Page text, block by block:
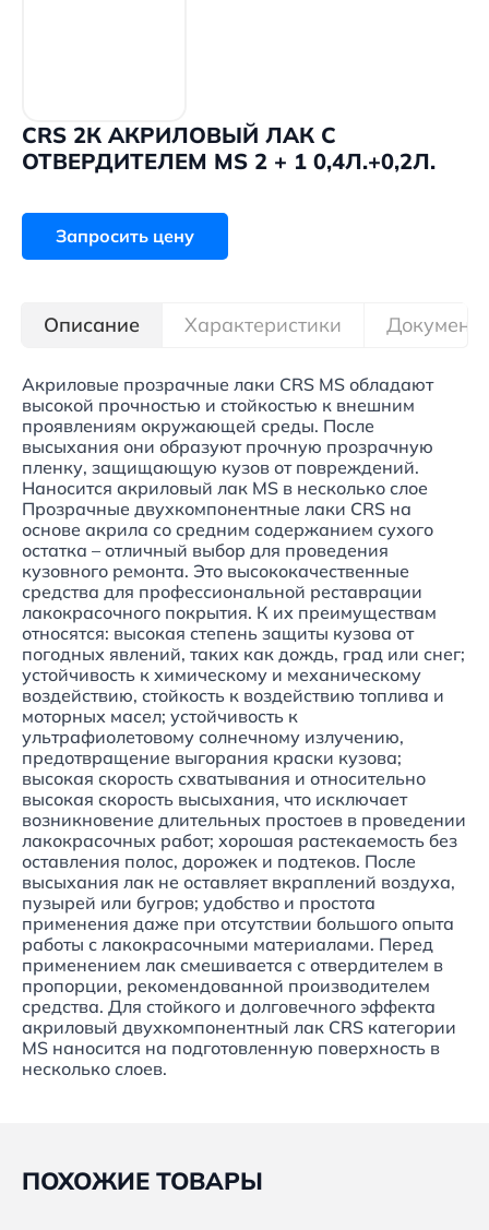
CRS 2К АКРИЛОВЫЙ ЛАК С
ОТВЕРДИТЕЛЕМ MS 2 + 1 0,4Л.+0,2Л.
Запросить цену
Описание Характеристики
Акриловые прозрачные лаки CRS MS обладают
высокой прочностью и стойкостью к внешним
проявлениям окружающей среды. После
высыхания они образуют прочную прозрачную
пленку, защищающую кузов от повреждений.
Наносится акриловый лак MS в несколько слое
Прозрачные двухкомпонентные лаки CRS на
основе акрила со средним содержанием сухого
остатка – отличный выбор для проведения
кузовного ремонта. Это высококачественные
средства для профессиональной реставрации
лакокрасочного покрытия. К их преимуществам
относятся: высокая степень защиты кузова от
погодных явлений, таких как дождь, град или снег;
устойчивость к химическому и механическому
воздействию, стойкость к воздействию топлива и
моторных масел; устойчивость к
ультрафиолетовому солнечному излучению,
предотвращение выгорания краски кузова;
высокая скорость схватывания и относительно
высокая скорость высыхания, что исключает
возникновение длительных простоев в проведении
лакокрасочных работ; хорошая растекаемость без
оставления полос, дорожек и подтеков. После
высыхания лак не оставляет вкраплений воздуха,
пузырей или бугров; удобство и простота
применения даже при отсутствии большого опыта
работы с лакокрасочными материалами. Перед
применением лак смешивается с отвердителем в
пропорции, рекомендованной производителем
средства. Для стойкого и долговечного эффекта
акриловый двухкомпонентный лак CRS категории
MS наносится на подготовленную поверхность в
несколько слоев.
ПОХОЖИЕ ТОВАРЫ